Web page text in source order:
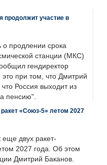
продолжит участие в
о продлении срока
станции (МКС)
гендиректор
при том, что Дмитрий
Россия выходит из
пенсию".
«Союз-5» летом 2027
еще двух ракет-
2027 года. Об этом
Дмитрий Баканов.